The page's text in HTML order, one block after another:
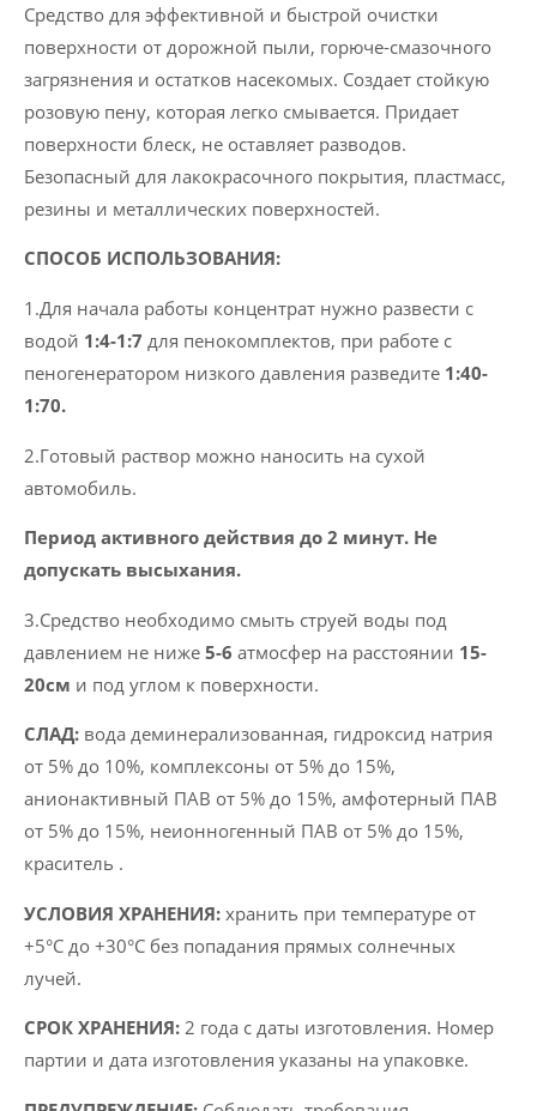
Средство для эффективной и быстрой очистки
поверхности от дорожной пыли, горюче-смазочного
загрязнения и остатков насекомых. Создает стойкую
розовую пену, которая легко смывается. Придает
поверхности блеск, не оставляет разводов.
Безопасный для лакокрасочного покрытия, пластмасс,
резины и металлических поверхностей.
СПОСОБ ИСПОЛЬЗОВАНИЯ:
1.Для начала работы концентрат нужно развести с
водой 1:4-1:7 для пенокомплектов, при работе с
пеногенератором низкого давления разведите 1:40-
1:70.
2.Готовый раствор можно наносить на сухой
автомобиль.
Период активного действия до 2 минут. Не
допускать высыхания.
3.Средство необходимо смыть струей воды под
давлением не ниже 5-6 атмосфер на расстоянии 15-
20см и под углом к ​​поверхности.
CЛАД: вода деминерализованная, гидроксид натрия
от 5% до 10%, комплексоны от 5% до 15%,
анионактивный ПАВ от 5% до 15%, амфотерный ПАВ
от 5% до 15%, неионногенный ПАВ от 5% до 15%,
краситель .
УСЛОВИЯ ХРАНЕНИЯ: хранить при температуре от
+5°C до +30°C без попадания прямых солнечных
лучей.
СРОК ХРАНЕНИЯ: 2 года с даты изготовления. Номер
партии и дата изготовления указаны на упаковке.